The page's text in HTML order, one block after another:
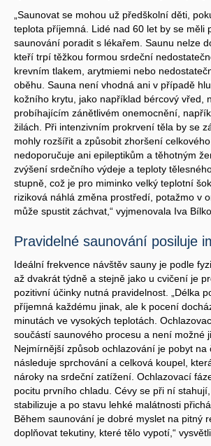
„Saunovat se mohou už předškolní děti,
teplota příjemná. Lidé nad 60 let by se měli
saunování poradit s lékařem. Saunu nelze
kteří trpí těžkou formou srdeční
krevním tlakem, arytmiemi nebo
oběhu. Sauna není vhodná ani v případě
kožního krytu, jako například bércový vřed,
probíhajícím zánětlivém onemocnění,
žilách. Při intenzivním prokrvení těla by se
mohly rozšířit a způsobit zhoršení
nedoporučuje ani epileptikům a těhotným
zvýšení srdečního výdeje a teploty
stupně, což je pro miminko velký teplotní
riziková náhlá změna prostředí, potažmo v
může spustit záchvat,“ vyjmenovala Iva
Pravidelné saunování posiluje
Ideální frekvence návštěv sauny je podle
až dvakrát týdně a stejně jako u cvičení je
pozitivní účinky nutná pravidelnost. „Délka
příjemná každému jinak, ale k pocení
minutách ve vysokých teplotách.
součástí saunového procesu a není možné
Nejmírnější způsob ochlazování je pobyt na
následuje sprchování a celková koupel,
nároky na srdeční zatížení. Ochlazovací
pocitu prvního chladu. Cévy se při ní
stabilizuje a po stavu lehké malátnosti
Během saunování je dobré myslet na pitný
doplňovat tekutiny, které tělo vypotí,“